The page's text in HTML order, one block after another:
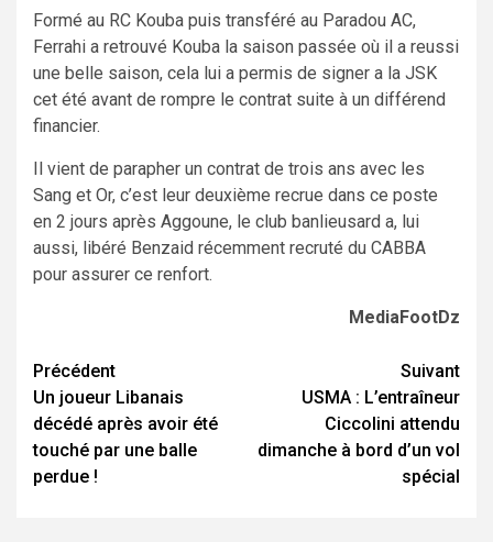
Formé au RC Kouba puis transféré au Paradou AC,
Ferrahi a retrouvé Kouba la saison passée où il a reussi
une belle saison, cela lui a permis de signer a la JSK
cet été avant de rompre le contrat suite à un différend
financier.
Il vient de parapher un contrat de trois ans avec les
Sang et Or, c’est leur deuxième recrue dans ce poste
en 2 jours après Aggoune, le club banlieusard a, lui
aussi, libéré Benzaid récemment recruté du CABBA
pour assurer ce renfort.
MediaFootDz
Navigation
d’article
Précédent
Un joueur Libanais
décédé après avoir été
touché par une balle
perdue !
Suivant
USMA : L’entraîneur
Ciccolini attendu
dimanche à bord d’un vol
spécial